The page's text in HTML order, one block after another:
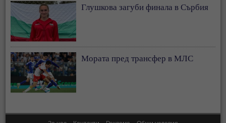
Глушкова загуби финала в Сърбия
Мората пред трансфер в МЛС